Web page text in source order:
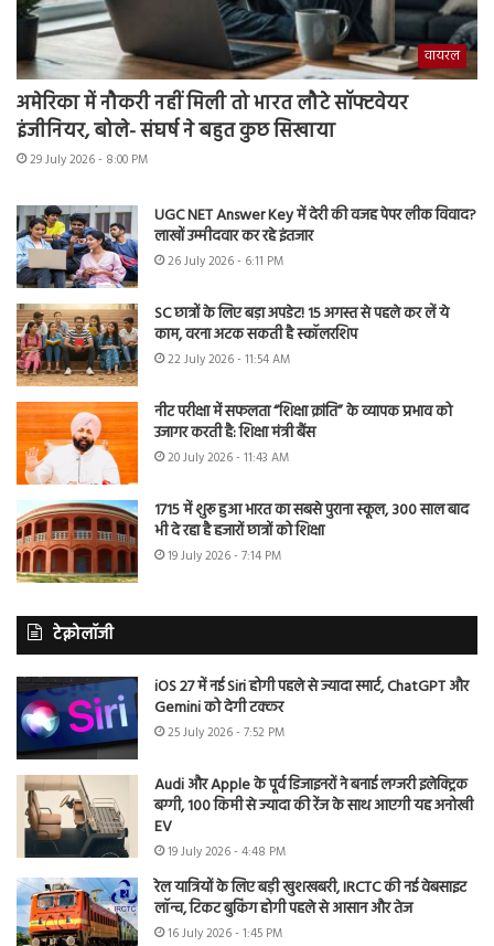
वायरल
अमेरिका में नौकरी नहीं मिली तो भारत लौटे सॉफ्टवेयर
इंजीनियर, बोले- संघर्ष ने बहुत कुछ सिखाया
29 July 2026 - 8:00 PM
UGC NET Answer Key में देरी की वजह पेपर लीक विवाद?
लाखों उम्मीदवार कर रहे इंतजार
26 July 2026 - 6:11 PM
SC छात्रों के लिए बड़ा अपडेट! 15 अगस्त से पहले कर लें ये
काम, वरना अटक सकती है स्कॉलरशिप
22 July 2026 - 11:54 AM
नीट परीक्षा में सफलता “शिक्षा क्रांति” के व्यापक प्रभाव को
उजागर करती है: शिक्षा मंत्री बैंस
20 July 2026 - 11:43 AM
1715 में शुरू हुआ भारत का सबसे पुराना स्कूल, 300 साल बाद
भी दे रहा है हजारों छात्रों को शिक्षा
19 July 2026 - 7:14 PM
टेक्नोलॉजी
iOS 27 में नई Siri होगी पहले से ज्यादा स्मार्ट, ChatGPT और
Gemini को देगी टक्कर
25 July 2026 - 7:52 PM
Audi और Apple के पूर्व डिजाइनरों ने बनाई लग्जरी इलेक्ट्रिक
बग्गी, 100 किमी से ज्यादा की रेंज के साथ आएगी यह अनोखी
EV
19 July 2026 - 4:48 PM
रेल यात्रियों के लिए बड़ी खुशखबरी, IRCTC की नई वेबसाइट
लॉन्च, टिकट बुकिंग होगी पहले से आसान और तेज
16 July 2026 - 1:45 PM